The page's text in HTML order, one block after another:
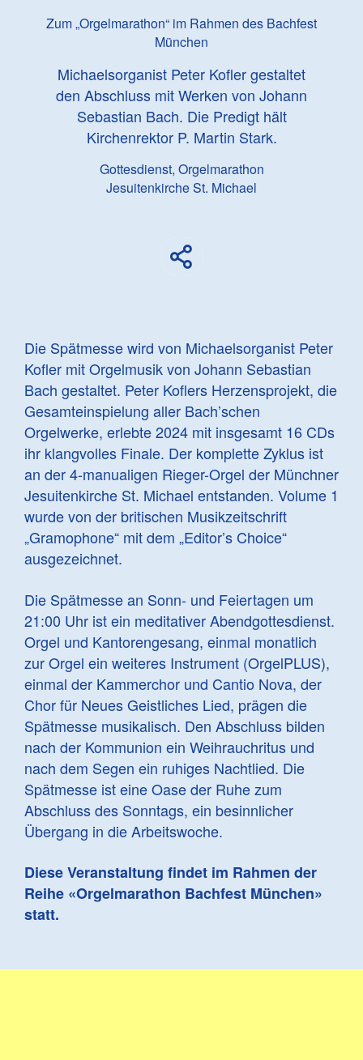
Zum „Orgelmarathon“ im Rahmen des Bachfest
München
Michaelsorganist Peter Kofler gestaltet
den Abschluss mit Werken von Johann
Sebastian Bach. Die Predigt hält
Kirchenrektor P. Martin Stark.
Gottesdienst, Orgelmarathon
Jesuitenkirche St. Michael
Die Spätmesse wird von Michaelsorganist Peter
Kofler mit Orgelmusik von Johann Sebastian
Bach gestaltet. Peter Koflers Herzensprojekt, die
Gesamteinspielung aller Bach’schen
Orgelwerke, erlebte 2024 mit insgesamt 16 CDs
ihr klangvolles Finale. Der komplette Zyklus ist
an der 4-manualigen Rieger-Orgel der Münchner
Jesuitenkirche St. Michael entstanden. Volume 1
wurde von der britischen Musikzeitschrift
„Gramophone“ mit dem „Editor’s Choice“
ausgezeichnet.
Die Spätmesse an Sonn- und Feiertagen um
21:00 Uhr ist ein meditativer Abendgottesdienst.
Orgel und Kantorengesang, einmal monatlich
zur Orgel ein weiteres Instrument (OrgelPLUS),
einmal der Kammerchor und Cantio Nova, der
Chor für Neues Geistliches Lied, prägen die
Spätmesse musikalisch. Den Abschluss bilden
nach der Kommunion ein Weihrauchritus und
nach dem Segen ein ruhiges Nachtlied. Die
Spätmesse ist eine Oase der Ruhe zum
Abschluss des Sonntags, ein besinnlicher
Übergang in die Arbeitswoche.
Diese Veranstaltung findet im Rahmen der
Reihe «Orgelmarathon Bachfest München»
statt.